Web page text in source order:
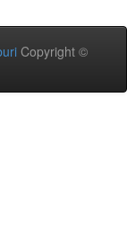
Copyright ©